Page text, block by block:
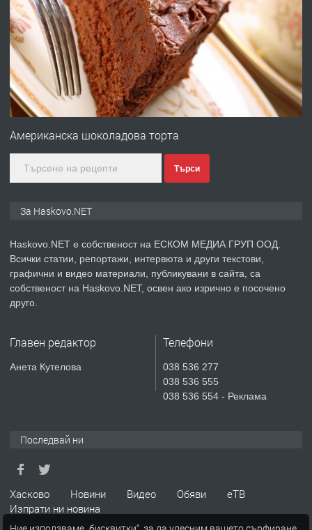
ПРЕДЛАГА Под НАЕМ двустаен Орфей
преди 3 дни
ПРЕДЛАГА
Нов апартамент на ул. Липа до
Езикова гимназия
преди 4 дни
ПРЕДЛАГА
НАПЪЛНО ОБЗАВЕДЕН И
ХАСКОВО
Давам гараж под наем
ПРЕДЛАГА
Любен Каравелов, Хасково-близо до
градската градина!
Американска шоколадова торта
Търси
За Haskovo.NET
Haskovo.NET е собственост на ЕСКОМ МЕДИА ГРУП ООД.
Всички статии, репортажи, интервюта и други текстови,
графични и видео материали, публикувани в сайта, са
собственост на Haskovo.NET, освен ако изрично е посочено
друго.
Главен редактор
Анета Кутелова
Телефони
038 536 277
038 536 555
038 536 554 - Реклама
Последвай ни
Хасково Новини Видео Обяви
еТВ
Изпрати ни новина